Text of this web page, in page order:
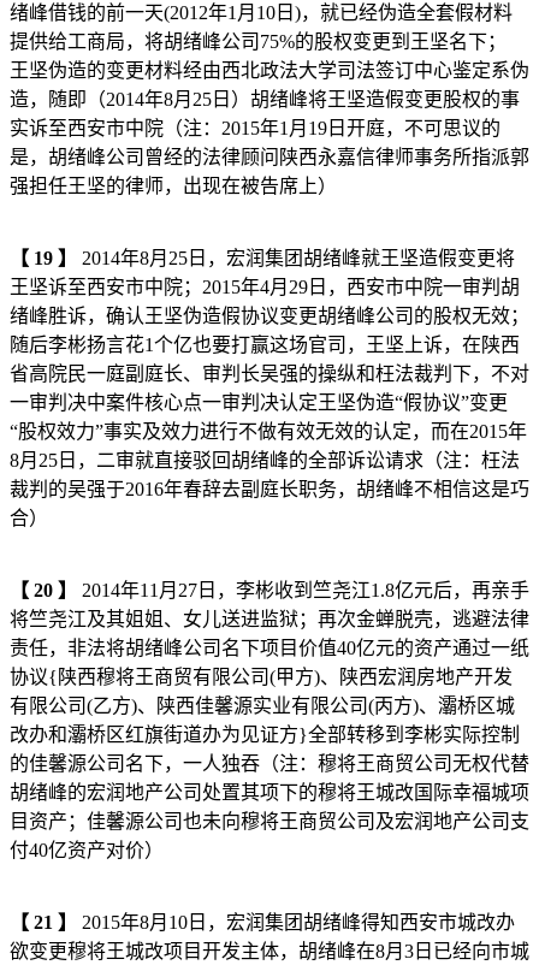
绪峰借钱的前一天(2012年1月10日)，就已经伪造全套假材料
提供给工商局，将胡绪峰公司75%的股权变更到王坚名下；
王坚伪造的变更材料经由西北政法大学司法签订中心鉴定系伪
造，随即（2014年8月25日）胡绪峰将王坚造假变更股权的事
实诉至西安市中院（注：2015年1月19日开庭，不可思议的
是，胡绪峰公司曾经的法律顾问陕西永嘉信律师事务所指派郭
强担任王坚的律师，出现在被告席上）
【 19 】
2014年8月25日，宏润集团胡绪峰就王坚造假变更将
王坚诉至西安市中院；2015年4月29日，西安市中院一审判胡
绪峰胜诉，确认王坚伪造假协议变更胡绪峰公司的股权无效；
随后李彬扬言花1个亿也要打赢这场官司，王坚上诉，在陕西
省高院民一庭副庭长、审判长吴强的操纵和枉法裁判下，不对
一审判决中案件核心点一审判决认定王坚伪造“假协议”变更
“股权效力”事实及效力进行不做有效无效的认定，而在2015年
8月25日，二审就直接驳回胡绪峰的全部诉讼请求（注：枉法
裁判的吴强于2016年春辞去副庭长职务，胡绪峰不相信这是巧
合）
【 20 】
2014年11月27日，李彬收到竺尧江1.8亿元后，再亲手
将竺尧江及其姐姐、女儿送进监狱；再次金蝉脱壳，逃避法律
责任，非法将胡绪峰公司名下项目价值40亿元的资产通过一纸
协议{陕西穆将王商贸有限公司(甲方)、陕西宏润房地产开发
有限公司(乙方)、陕西佳馨源实业有限公司(丙方)、灞桥区城
改办和灞桥区红旗街道办为见证方}全部转移到李彬实际控制
的佳馨源公司名下，一人独吞（注：穆将王商贸公司无权代替
胡绪峰的宏润地产公司处置其项下的穆将王城改国际幸福城项
目资产；佳馨源公司也未向穆将王商贸公司及宏润地产公司支
付40亿资产对价）
【 21 】
2015年8月10日，宏润集团胡绪峰得知西安市城改办
欲变更穆将王城改项目开发主体，胡绪峰在8月3日已经向市城